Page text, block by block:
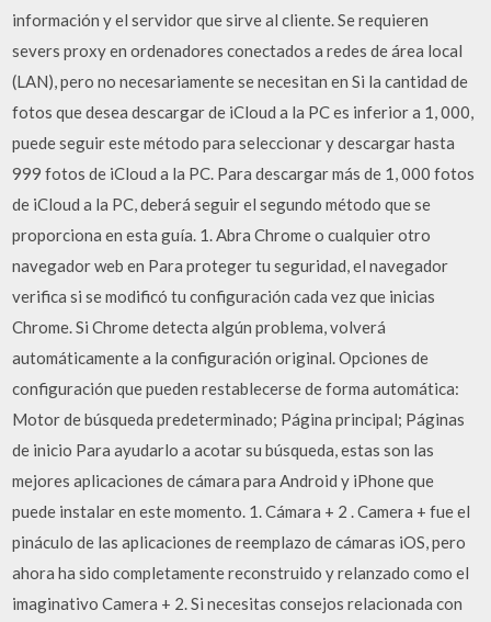
información y el servidor que sirve al cliente. Se requieren
severs proxy en ordenadores conectados a redes de área local
(LAN), pero no necesariamente se necesitan en Si la cantidad de
fotos que desea descargar de iCloud a la PC es inferior a 1, 000,
puede seguir este método para seleccionar y descargar hasta
999 fotos de iCloud a la PC. Para descargar más de 1, 000 fotos
de iCloud a la PC, deberá seguir el segundo método que se
proporciona en esta guía. 1. Abra Chrome o cualquier otro
navegador web en Para proteger tu seguridad, el navegador
verifica si se modificó tu configuración cada vez que inicias
Chrome. Si Chrome detecta algún problema, volverá
automáticamente a la configuración original. Opciones de
configuración que pueden restablecerse de forma automática:
Motor de búsqueda predeterminado; Página principal; Páginas
de inicio Para ayudarlo a acotar su búsqueda, estas son las
mejores aplicaciones de cámara para Android y iPhone que
puede instalar en este momento. 1. Cámara + 2 . Camera + fue el
pináculo de las aplicaciones de reemplazo de cámaras iOS, pero
ahora ha sido completamente reconstruido y relanzado como el
imaginativo Camera + 2. Si necesitas consejos relacionada con